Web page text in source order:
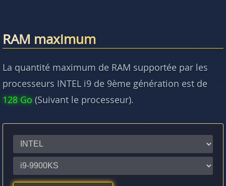
RAM maximum
La quantité maximum de RAM supportée par les
processeurs INTEL i9 de 9ème génération est de
128 Go (Suivant le processeur).